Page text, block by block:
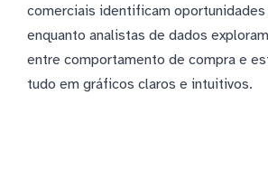
comerciais identificam
enquanto analistas de dados
entre comportamento de compra e
tudo em gráficos claros e intuitivos.